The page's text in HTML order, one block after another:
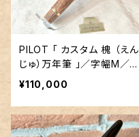
PILOT 「 カスタム 槐 （えん
じゅ）万年筆 」／字幅M／18
金ペン先
¥110,000